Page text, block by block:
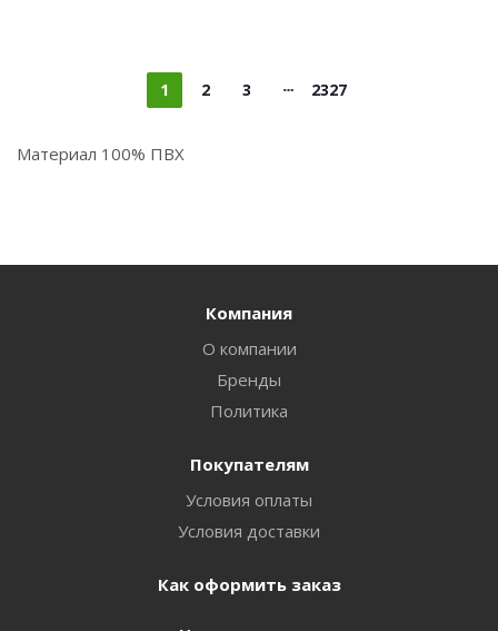
1 2 3 2327
Материал 100% ПВХ
Компания
О компании
Бренды
Политика
Покупателям
Условия оплаты
Условия доставки
Как оформить заказ